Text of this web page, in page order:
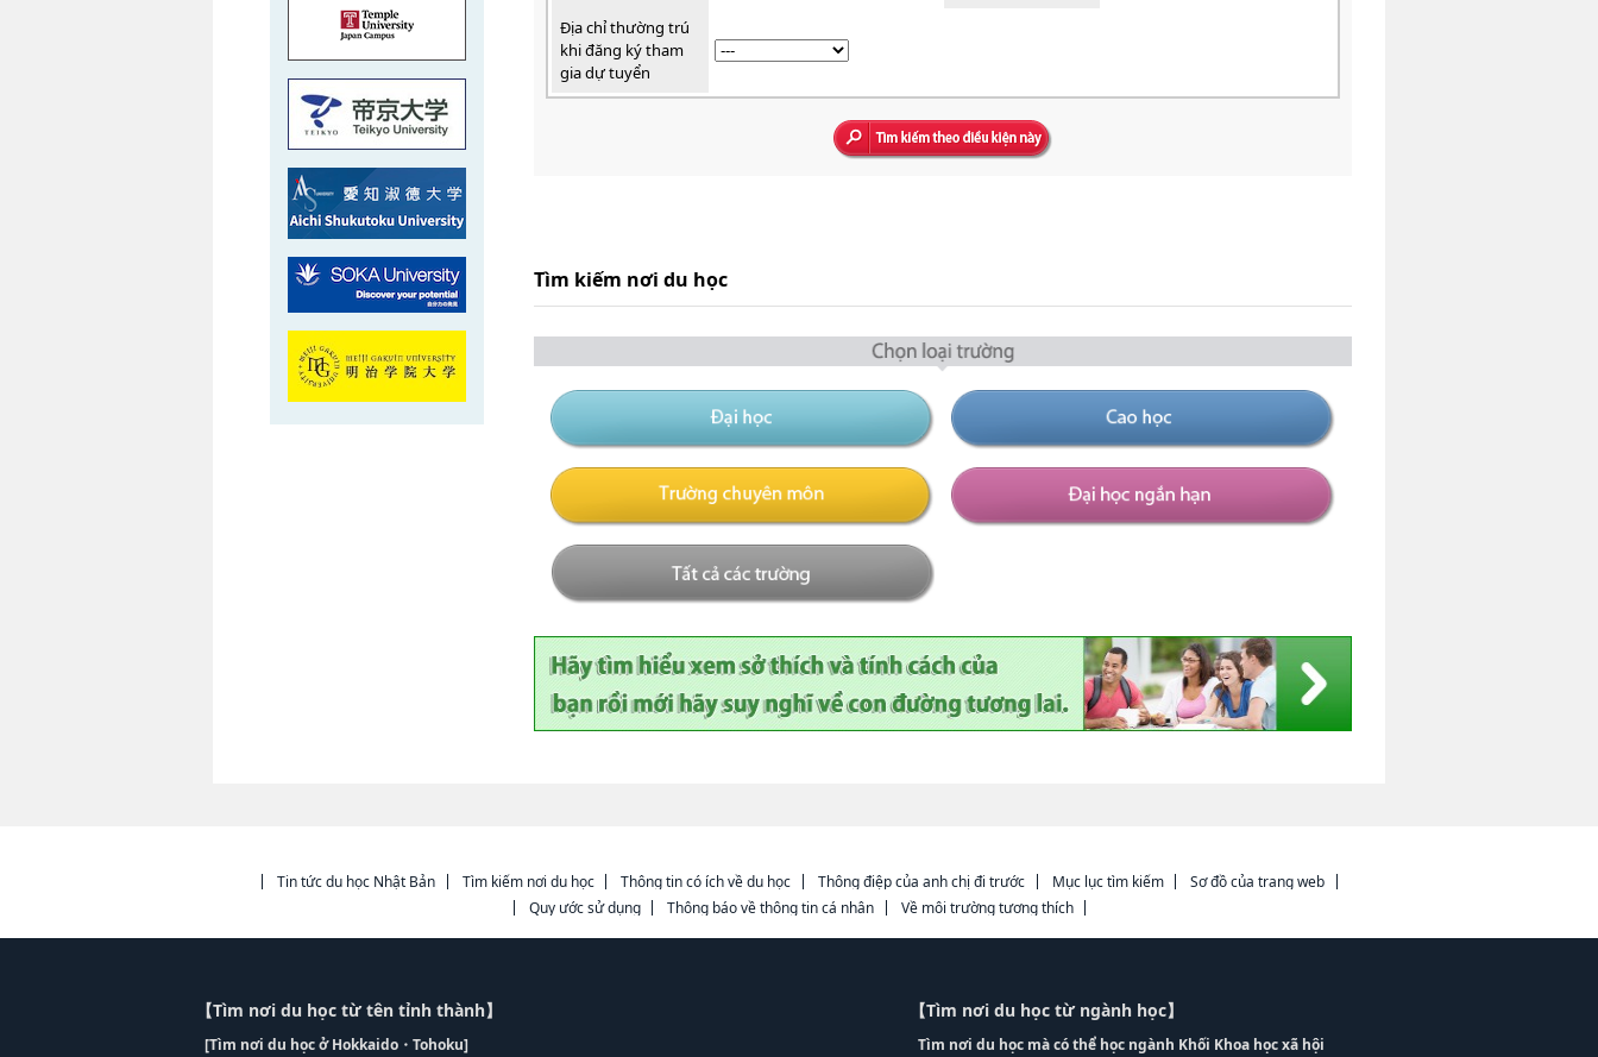
Địa chỉ thường trú
khi đăng ký tham
gia dự tuyển
Tìm kiếm nơi du học
Tin tức du học Nhật Bản Tìm kiếm nơi du học Thông tin có ích về du học Thông điệp của anh chị đi trước Mục lục tìm kiếm
Sơ đồ của trang web
Quy ước sử dụng
Thông báo về thông tin cá nhân Về môi trường tương thích
【Tìm nơi du học từ tên tỉnh thành】
[Tìm nơi du học ở Hokkaido・Tohoku]
【Tìm nơi du học từ ngành học】
Tìm nơi du học mà có thể học ngành Khối Khoa học xã hội